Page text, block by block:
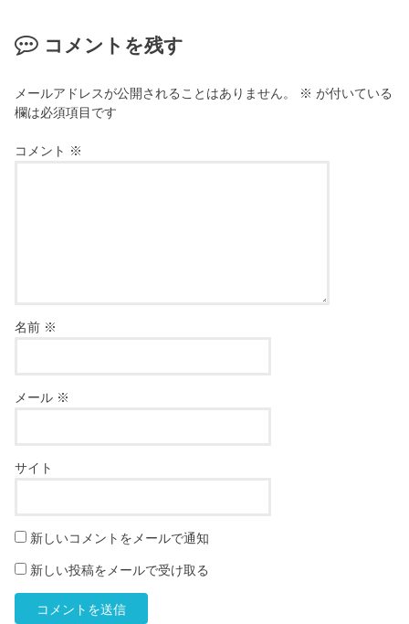
コメントを残す
メールアドレスが公開されることはありません。 ※ が付いている
欄は必須項目です
コメント ※
名前 ※
メール ※
サイト
新しいコメントをメールで通知
新しい投稿をメールで受け取る